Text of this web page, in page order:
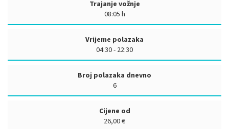
Trajanje vožnje
08:05 h
Vrijeme polazaka
04:30 - 22:30
Broj polazaka dnevno
6
Cijene od
26,00 €